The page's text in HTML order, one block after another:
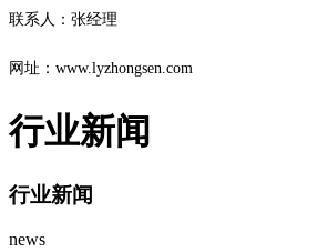
联系人：张经理
网址：www.lyzhongsen.com
行业新闻
行业新闻
news